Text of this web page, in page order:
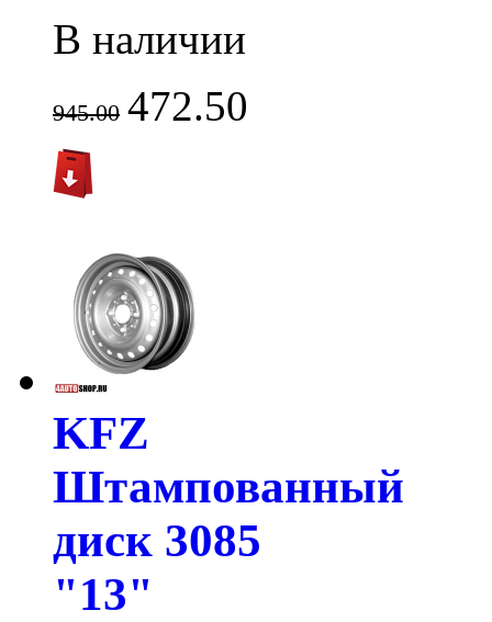
В наличии
945.00 472.50
KFZ
Штампованный
диск 3085
"13"